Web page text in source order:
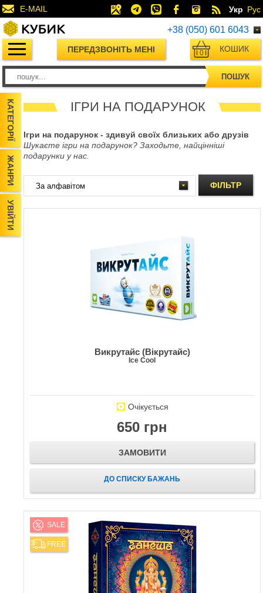
E-MAIL Укр Рус
+38 (050) 601 6043
ПЕРЕДЗВОНІТЬ МЕНІ КОШИК
0
ПОШУК
КАТЕГОРІЇ
ЖАНРИ
УВІЙТИ
ІГРИ НА ПОДАРУНОК
Ігри на подарунок - здивуй своїх близьких або друзів
Шукаєте ігри на подарунок? Заходьте, найцінніші
подарунки у нас.
ФІЛЬТР
Викрутайс (Вікрутайс)
Ice Cool
Очікується
650 грн
ЗАМОВИТИ
ДО СПИСКУ БАЖАНЬ
SALE
FREE